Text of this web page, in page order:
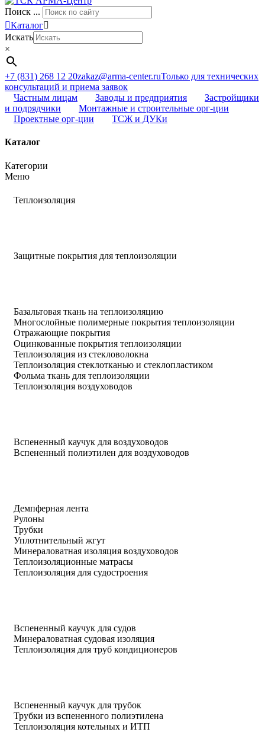
Поиск ...
Каталог
Искать
×
+7 (831) 268 12 20zakaz@arma-center.ruТолько для технических
консультаций и приема заявок
Частным лицам
Заводы и предприятия
Застройщики
и подрядчики
Монтажные и строительные орг-ции
Проектные орг-ции
ТСЖ и ДУКи
Каталог
Категории
Меню
Теплоизоляция
Защитные покрытия для теплоизоляции
Базальтовая ткань на теплоизоляцию
Многослойные полимерные покрытия теплоизоляции
Отражающие покрытия
Оцинкованные покрытия теплоизоляции
Теплоизоляция из стекловолокна
Теплоизоляция стеклотканью и стеклопластиком
Фольма ткань для теплоизоляции
Теплоизоляция воздуховодов
Вспененный каучук для воздуховодов
Вспененный полиэтилен для воздуховодов
Демпферная лента
Рулоны
Трубки
Уплотнительный жгут
Минераловатная изоляция воздуховодов
Теплоизоляционные матрасы
Теплоизоляция для судостроения
Вспененный каучук для судов
Минераловатная судовая изоляция
Теплоизоляция для труб кондиционеров
Вспененный каучук для трубок
Трубки из вспененного полиэтилена
Теплоизоляция котельных и ИТП